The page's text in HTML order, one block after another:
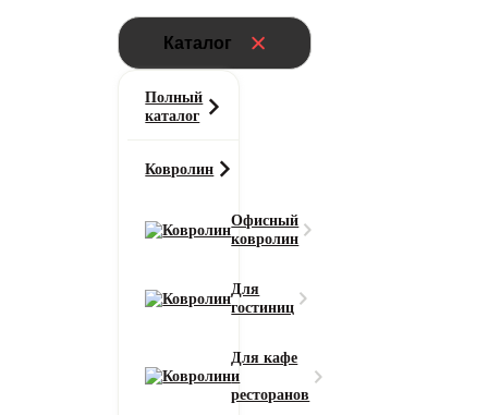
Каталог
Полный
каталог
Ковролин
Офисный
ковролин
Для
гостиниц
Для кафе
и
ресторанов